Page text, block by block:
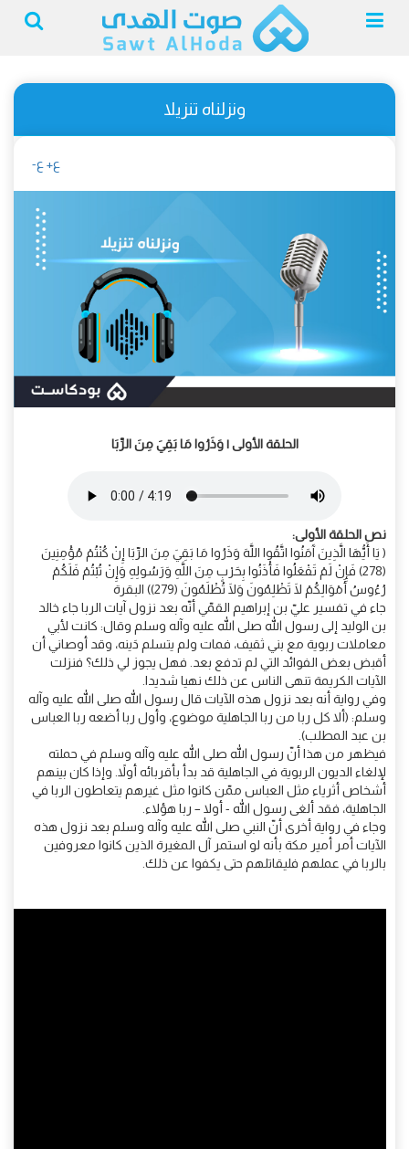
ونزلناه تنزيلا
ع+ ع-
الحلقة الأولى | وَذَرُوا مَا بَقِيَ مِنَ الرِّبَا
نص الحلقة الأولى:
( يَا أَيُّهَا الَّذِينَ آَمَنُوا اتَّقُوا اللَّهَ وَذَرُوا مَا بَقِيَ مِنَ الرِّبَا إِنْ كُنْتُمْ مُؤْمِنِينَ
(278) فَإِنْ لَمْ تَفْعَلُوا فَأْذَنُوا بِحَرْبٍ مِنَ اللَّهِ وَرَسُولِهِ وَإِنْ تُبْتُمْ فَلَكُمْ
رُءُوسُ أَمْوَالِكُمْ لَا تَظْلِمُونَ وَلَا تُظْلَمُونَ (279)) البقرة
جاء في تفسير عليّ بن إبراهيم القمّي أنّه بعد نزول آيات الربا جاء خالد
بن الوليد إلى رسول الله صلى الله عليه وآله وسلم وقال: كانت لأبي
معاملات ربوية مع بني ثقيف، فمات ولم يتسلم دَينه، وقد أوصاني أن
أقبض بعض الفوائد التي لم تدفع بعد. فهل يجوز لي ذلك؟ فنزلت
الآيات الكريمة تنهى الناس عن ذلك نهيا شديدا.
وفي رواية أنه بعد نزول هذه الآيات قال رسول الله صلى الله عليه وآله
وسلم: (ألا كل ربا من ربا الجاهلية موضوع، وأول ربا أضعه ربا العباس
بن عبد المطلب).
فيظهر من هذا أنّ رسول الله صلى الله عليه وآله وسلم في حملته
لإلغاء الديون الربوية في الجاهلية قد بدأ بأقربائه أولاً. وإذا كان بينهم
أشخاص أثرياء مثل العباس ممّن كانوا مثل غيرهم يتعاطون الربا في
الجاهلية، فقد ألغى رسول الله - أولا – ربا هؤلاء.
وجاء في رواية أخرى أنّ النبي صلى الله عليه وآله وسلم بعد نزول هذه
الآيات أمر أمير مكة بأنه لو استمر آل المغيرة الذين كانوا معروفين
بالربا في عملهم فليقاتلهم حتى يكفوا عن ذلك.